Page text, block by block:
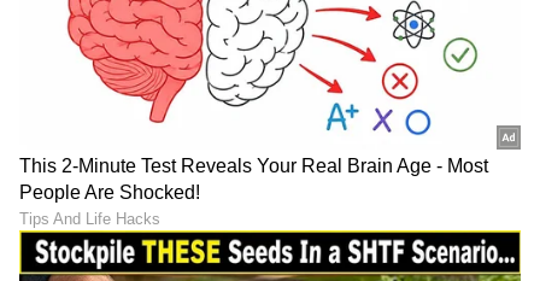
ಹೆಣ್ಣುಮಕ್ಕಳಾಗಿ ನಾವು ಇಂಡಿಪೆಂಡೆಂಟ್ ಆಗಿ ಇರಬೇಕು. ಹಣ
ಸೇವ್ ಮಾಡಬೇಕು. ಮದುವೆ ಬರಲಿ ಏನೇ ಬರಲಿ ನಮ್ಮ
ಕೆಲಸಕ್ಕೂ ಪ್ರಮುಖ್ಯತೆ ನೀಡಬೇಕು.
7
7